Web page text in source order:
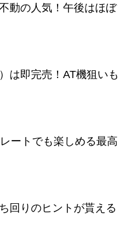
動の人気！午後はほぼ
は即完売！AT機狙いも
ートでも楽しめる最高
回りのヒントが貰える